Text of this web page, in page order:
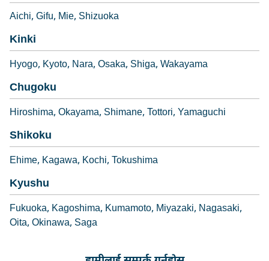
Aichi Gifu Mie Shizuoka
Kinki
Hyogo Kyoto Nara Osaka Shiga Wakayama
Chugoku
Hiroshima Okayama Shimane Tottori Yamaguchi
Shikoku
Ehime Kagawa Kochi Tokushima
Kyushu
Fukuoka Kagoshima Kumamoto Miyazaki Nagasaki
Oita Okinawa Saga